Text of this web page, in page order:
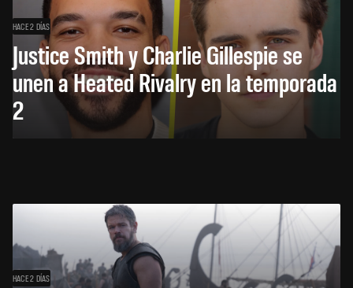
HACE 2 DÍAS
Justice Smith y Charlie Gillespie se
unen a Heated Rivalry en la temporada
2
HACE 2 DÍAS